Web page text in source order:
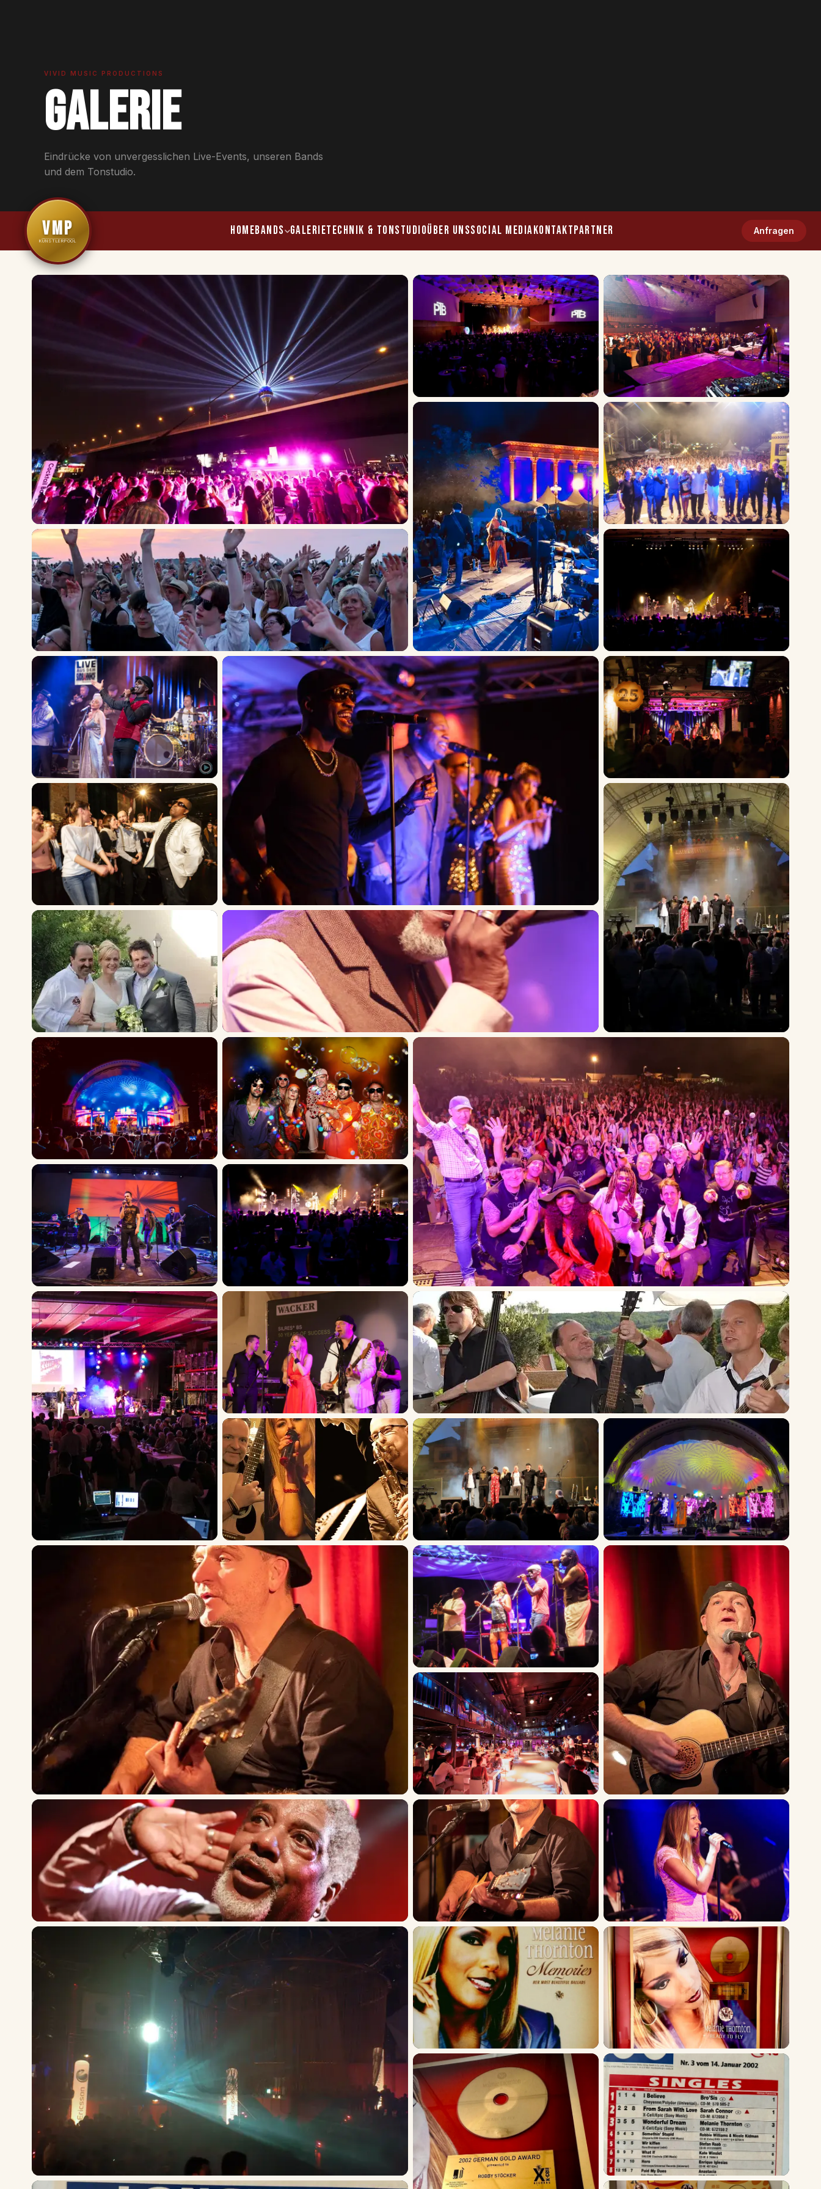
VIVID MUSIC PRODUCTIONS
Galerie
Eindrücke von unvergesslichen Live-Events, unseren Bands
und dem Tonstudio.
VMP
KÜNSTLERPOOL
HOMEBANDS GALERIETECHNIK & TONSTUDIOÜBER UNSSOCIAL MEDIAKONTAKTPARTNER Anfragen